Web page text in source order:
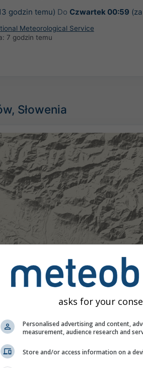
godzin temu) Do Czwartek 00:59
Meteorological Service
7 godzin temu
Słowenia
asks for your
Personalised advertising and content,
measurement, audience research and
Store and/or access information on a